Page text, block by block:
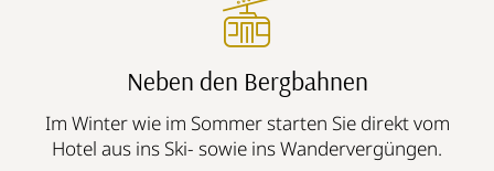
Neben den Bergbahnen
Im Winter wie im Sommer starten Sie direkt vom
Hotel aus ins Ski- sowie ins Wandervergüngen.